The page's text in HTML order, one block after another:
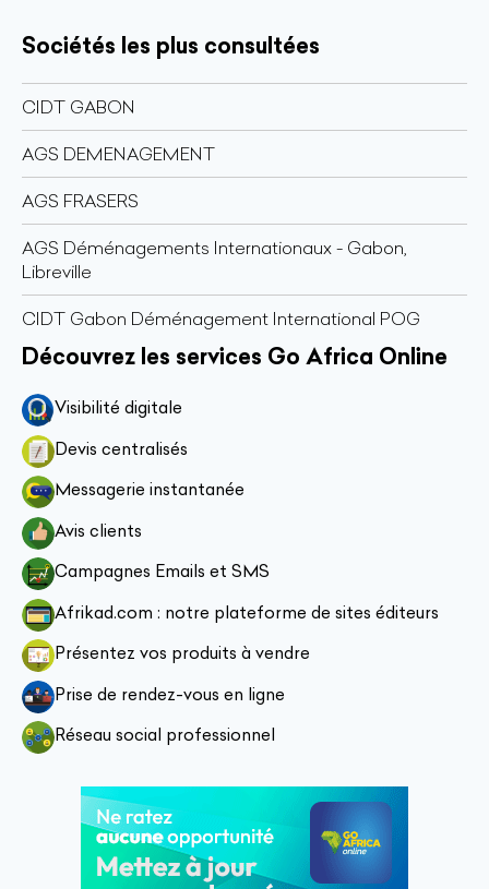
Sociétés les plus consultées
CIDT GABON
AGS DEMENAGEMENT
AGS FRASERS
AGS Déménagements Internationaux - Gabon,
Libreville
CIDT Gabon Déménagement International POG
Découvrez les services Go Africa Online
Visibilité digitale
Devis centralisés
Messagerie instantanée
Avis clients
Campagnes Emails et SMS
Afrikad.com : notre plateforme de sites éditeurs
Présentez vos produits à vendre
Prise de rendez-vous en ligne
Réseau social professionnel